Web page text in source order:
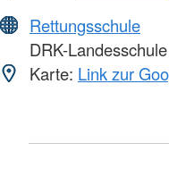
Rettungsschule
DRK-
Karte: Link zur